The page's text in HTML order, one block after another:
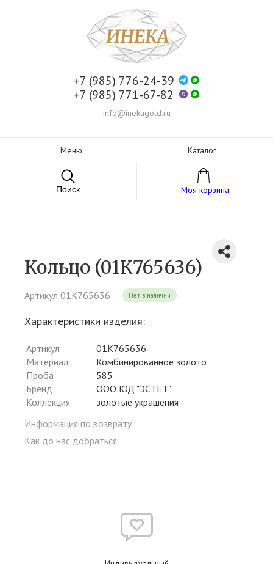
+7 (985) 776-24-39
+7 (985) 771-67-82
info@inekagold.ru
Меню Каталог
Поиск Моя корзина
Кольцо (01К765636)
Артикул 01К765636 Нет в наличии
Характеристики изделия:
Артикул
01К765636
Материал
Комбинированное золото
Проба
585
Бренд
ООО ЮД "ЭСТЕТ"
Коллекция
золотые украшения
Информация по возврату
Как до нас добраться